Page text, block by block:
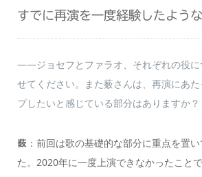
すでに再演を一度経験したよう
――ジョセフとファラオ、それぞれの役に
せてください。また薮さんは、再演にあ
プしたいと感じている部分はありますか？
薮：前回は歌の基礎的な部分に重点を置
た。2020年に一度上演できなかったこと